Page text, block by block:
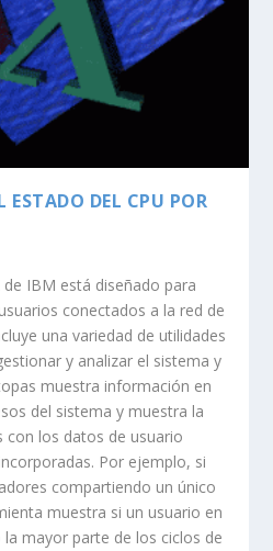
ESTADO DEL CPU POR
IBM está diseñado para
conectados a la red de
una variedad de utilidades
y analizar el sistema y
muestra información en
del sistema y muestra la
con los datos de usuario
Por ejemplo, si
compartiendo un único
muestra si un usuario en
mayor parte de los ciclos de